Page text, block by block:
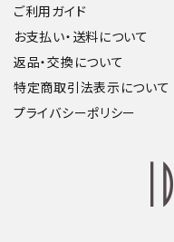
ご利用ガイド
お支払い・送料について
返品・交換について
特定商取引法表示について
プライバシーポリシー